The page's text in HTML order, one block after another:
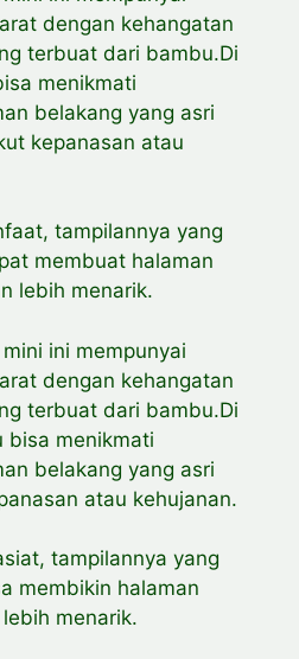
dengan kehangatan
terbuat dari bambu.Di
menikmati
belakang yang asri
kepanasan atau
tampilannya yang
membuat halaman
lebih menarik.
ini mempunyai
dengan kehangatan
terbuat dari bambu.Di
bisa menikmati
belakang yang asri
atau kehujanan.
tampilannya yang
membikin halaman
menarik.